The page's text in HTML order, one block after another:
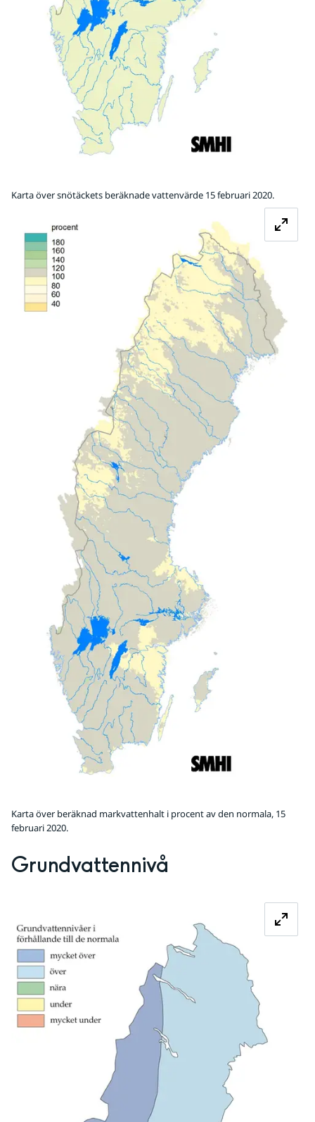
Karta över snötäckets beräknade vattenvärde 15 februari 2020.
Karta över beräknad markvattenhalt i procent av den normala, 15
februari 2020.
Grundvattennivå